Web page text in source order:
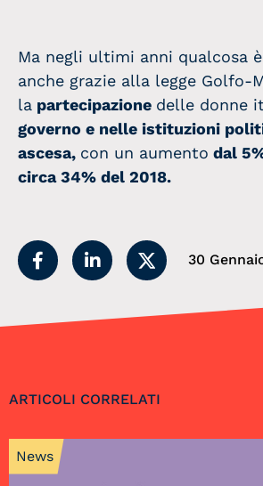
Ma negli ultimi anni qualcosa
anche grazie alla legge Golfo-
la partecipazione delle donne
governo e nelle istituzioni
ascesa, con un aumento dal
circa 34% del 2018.
30
ARTICOLI CORRELATI
News